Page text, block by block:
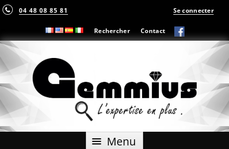
04 48 08 85 81
Rechercher Contact
Se connecter
Menu Aller